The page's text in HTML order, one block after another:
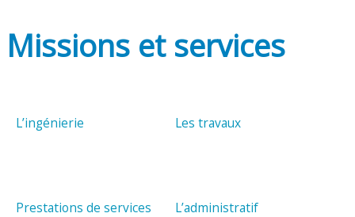
Missions et services
L’ingénierie Les travaux
Prestations de services L’administratif